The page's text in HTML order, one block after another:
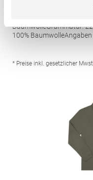
Hochwertig verarbeitete
BaumwolleGrammatur:
100%
* Preise inkl. gesetzlicher